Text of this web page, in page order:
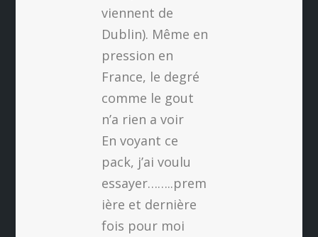
viennent de
Dublin). Même en
pression en
France, le degré
comme le gout
n’a rien a voir
En voyant ce
pack, j’ai voulu
essayer……..prem
ière et dernière
fois pour moi